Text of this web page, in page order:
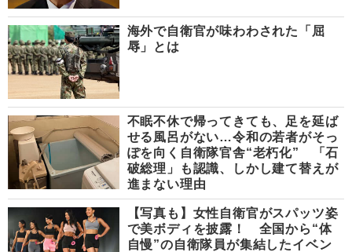
海外で自衛官が味わわされた「屈
辱」とは
不眠不休で帰ってきても、足を延ば
せる風呂がない…令和の若者がそっ
ぽを向く自衛隊官舎“老朽化” 「石
破総理」も認識、しかし建て替えが
進まない理由
【写真も】女性自衛官がスパッツ姿
で美ボディを披露！ 全国から“体
自慢”の自衛隊員が集結したイベン